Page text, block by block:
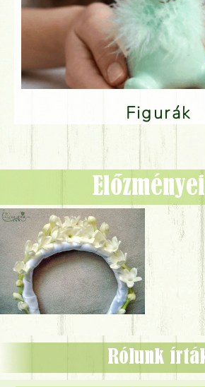
Figurák
Rólunk